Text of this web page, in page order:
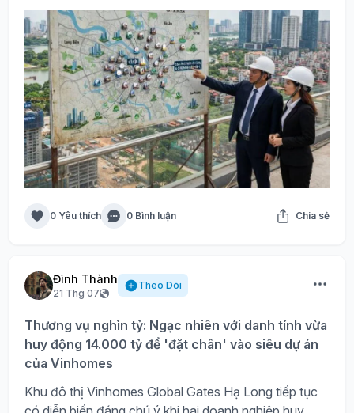
0 Yêu thích 0 Bình luận Chia sẻ
Đình Thành
21 Thg 07
Theo Dõi
Thương vụ nghìn tỷ: Ngạc nhiên với danh tính vừa
huy động 14.000 tỷ để 'đặt chân' vào siêu dự án
của Vinhomes
Khu đô thị Vinhomes Global Gates Hạ Long tiếp tục